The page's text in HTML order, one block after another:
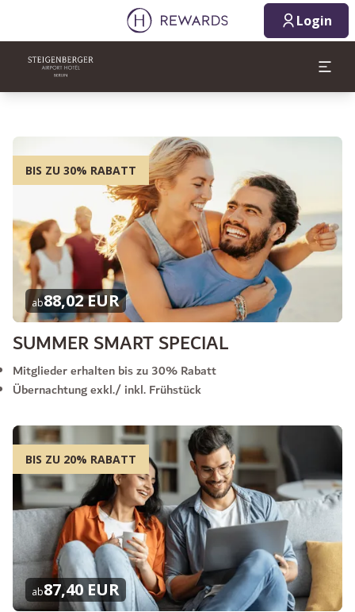
Login
BIS ZU 30% RABATT
ab88,02 EUR
SUMMER SMART SPECIAL
Mitglieder erhalten bis zu 30% Rabatt
Übernachtung exkl./ inkl. Frühstück
BIS ZU 20% RABATT
ab87,40 EUR